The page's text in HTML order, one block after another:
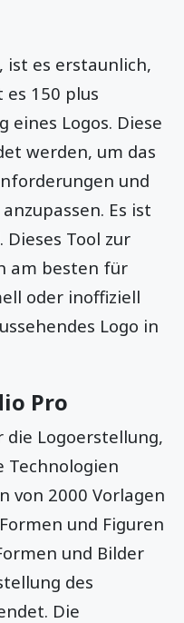
ist es erstaunlich,
150 plus
eines Logos. Diese
werden, um das
und
Es ist
Tool zur
am besten für
oder inoffiziell
Logo in
Pro
Logoerstellung,
von 2000 Vorlagen
und Figuren
und Bilder
des
Die